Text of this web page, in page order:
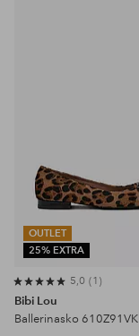
OUTLET
25% EXTRA
5,0 1
Bibi Lou
Ballerinasko 610Z91VK